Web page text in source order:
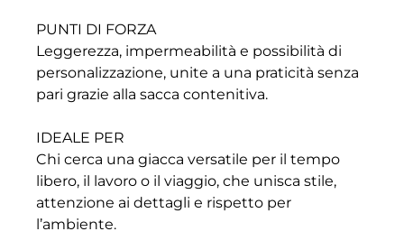
PUNTI DI FORZA
Leggerezza, impermeabilità e possibilità di
personalizzazione, unite a una praticità senza
pari grazie alla sacca contenitiva.
IDEALE PER
Chi cerca una giacca versatile per il tempo
libero, il lavoro o il viaggio, che unisca stile,
attenzione ai dettagli e rispetto per
l’ambiente.